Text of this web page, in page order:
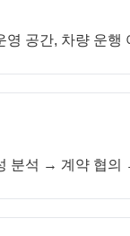
공간, 차량 운
석 → 계약 협의